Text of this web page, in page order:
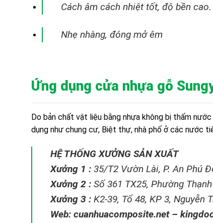
Cách âm cách nhiệt tốt, độ bền cao.
Nhẹ nhàng, đóng mở êm
Ứng dụng cửa nhựa gỗ
Do bản chất vật liệu bằng nhựa không bị thấm
dụng như chung cư, Biệt thự, nhà phố ở các nước
HỆ THỐNG XƯỞNG SẢN XUẤT
Xưởng 1 : 35/T2 Vườn Lài, P. An Phú
Xưởng 2 : Số 361 TX25, Phường
Xưởng 3 : K2-39, Tổ 48, KP 3,
Web: cuanhuacomposite.net–